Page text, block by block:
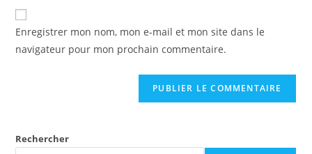
Enregistrer mon nom, mon e-mail et mon site dans le
navigateur pour mon prochain commentaire.
Rechercher